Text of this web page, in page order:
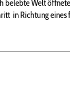
belebte Welt
in Richtung